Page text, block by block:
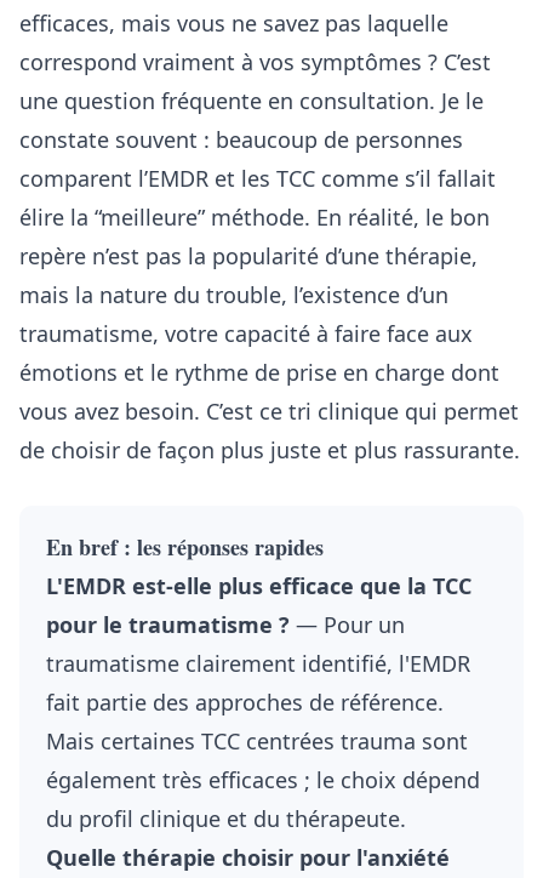
efficaces, mais vous ne savez pas laquelle
correspond vraiment à vos symptômes ? C’est
une question fréquente en consultation. Je le
constate souvent : beaucoup de personnes
comparent l’EMDR et les TCC comme s’il fallait
élire la “meilleure” méthode. En réalité, le bon
repère n’est pas la popularité d’une thérapie,
mais la nature du trouble, l’existence d’un
traumatisme, votre capacité à faire face aux
émotions et le rythme de prise en charge dont
vous avez besoin. C’est ce tri clinique qui permet
de choisir de façon plus juste et plus rassurante.
En bref : les réponses rapides
L'EMDR est-elle plus efficace que la TCC
pour le traumatisme ? — Pour un
traumatisme clairement identifié, l'EMDR
fait partie des approches de référence.
Mais certaines TCC centrées trauma sont
également très efficaces ; le choix dépend
du profil clinique et du thérapeute.
Quelle thérapie choisir pour l'anxiété